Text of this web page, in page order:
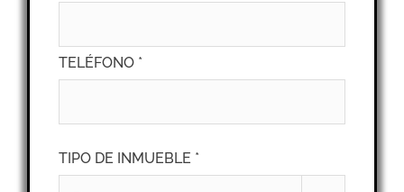
TELÉFONO *
TIPO DE INMUEBLE *